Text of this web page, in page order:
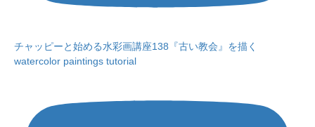
チャッピーと始める水彩画講座138『古い教会』を描く
watercolor paintings tutorial